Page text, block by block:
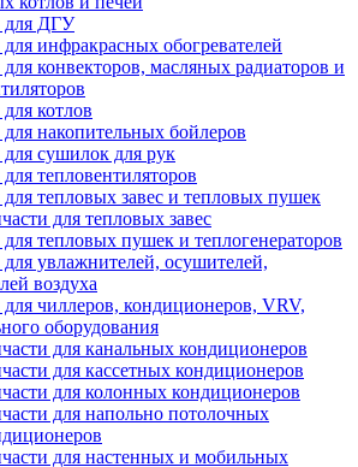
для ДГУ
для инфракрасных обогревателей
для конвекторов, масляных радиаторов и
котлов
для накопительных бойлеров
для сушилок для рук
тепловентиляторов
для тепловых завес и тепловых пушек
для тепловых завес
для тепловых пушек и теплогенераторов
для увлажнителей, осушителей,
воздуха
для чиллеров, кондиционеров, VRV,
оборудования
для канальных кондиционеров
для кассетных кондиционеров
для колонных кондиционеров
для напольно потолочных
для настенных и мобильных